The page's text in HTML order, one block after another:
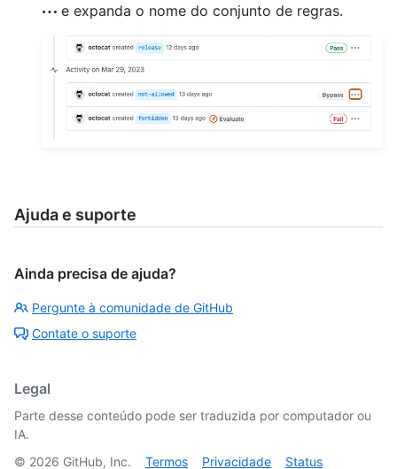
e expanda o nome do conjunto de regras.
Ajuda e suporte
Ainda precisa de ajuda?
Pergunte à comunidade de GitHub
Contate o suporte
Legal
Parte desse conteúdo pode ser traduzida por computador ou
IA.
© 2026 GitHub, Inc. Termos Privacidade Status